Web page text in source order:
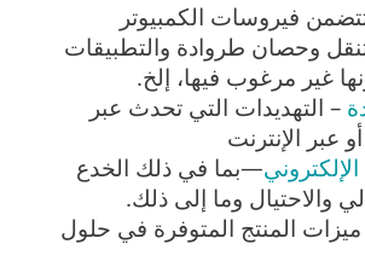
فيروسات الكمبيوتر
وحصان طروادة والتطبيقات
غير مرغوب فيها، إلخ.
– التهديدات التي تحدث عبر
عبر الإنترنت
—بما في ذلك الخدع
والاحتيال وما إلى ذلك.
المنتج المتوفرة في حلول